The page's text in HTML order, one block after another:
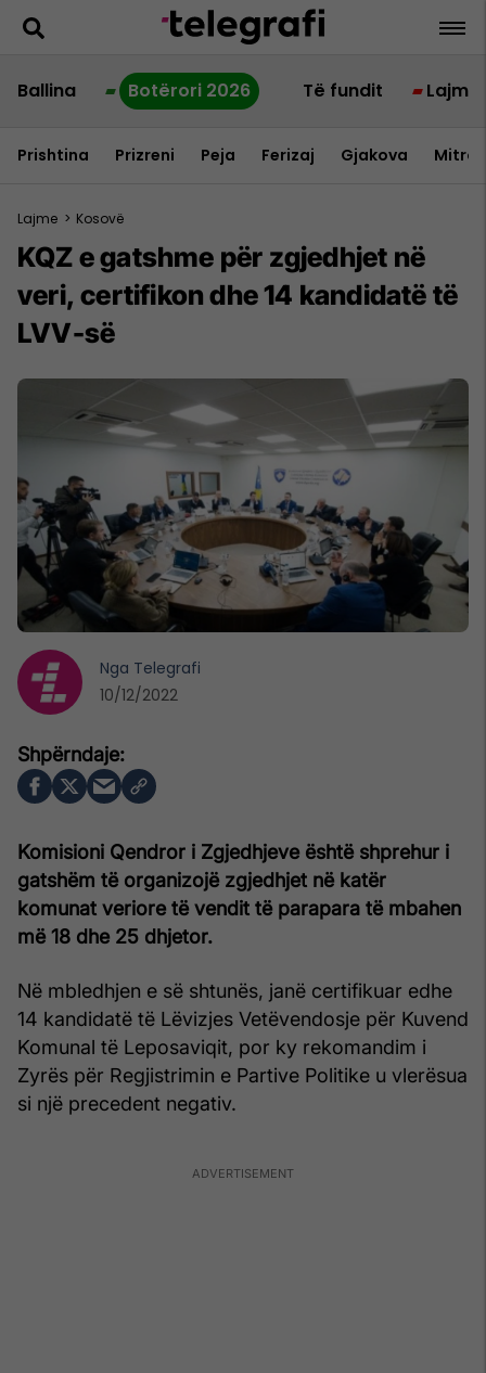
Ballina Botërori 2026 Të fundit Lajme
Prishtina Prizreni Peja Ferizaj Gjakova
Lajme > Kosovë
KQZ e gatshme për zgjedhjet në
veri, certifikon dhe 14 kandidatë të
LVV-së
Komisioni Qendror i Zgjedhjeve është shprehur i
gatshëm të organizojë zgjedhjet në katër
komunat veriore të vendit të parapara të mbahen
më 18 dhe 25 dhjetor.
Në mbledhjen e së shtunës, janë certifikuar edhe
14 kandidatë të Lëvizjes Vetëvendosje për Kuvend
Komunal të Leposaviqit, por ky rekomandim i
Zyrës për Regjistrimin e Partive Politike u vlerësua
si një precedent negativ.
Nga Telegrafi
10/12/2022